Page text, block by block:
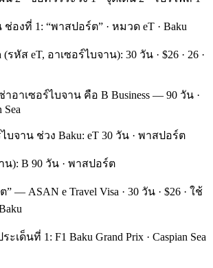
องที่ 1: “พาสปอร์ต” · หมวด eT · Baku
(รหัส eT, อาเซอร์ไบจาน): 30 วัน · $26 · 26 ·
อาเซอร์ไบจาน คือ B Business — 90 วัน ·
Sea
บจาน ช่วง Baku: eT 30 วัน · พาสปอร์ต
น): B 90 วัน · พาสปอร์ต
— ASAN e Travel Visa · 30 วัน · $26 · ใช้
เด็นที่ 1: F1 Baku Grand Prix · Caspian Sea